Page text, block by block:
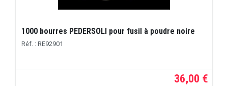
1000 bourres PEDERSOLI pour fusil à poudre noire
Réf. : RE92901
36,00 €